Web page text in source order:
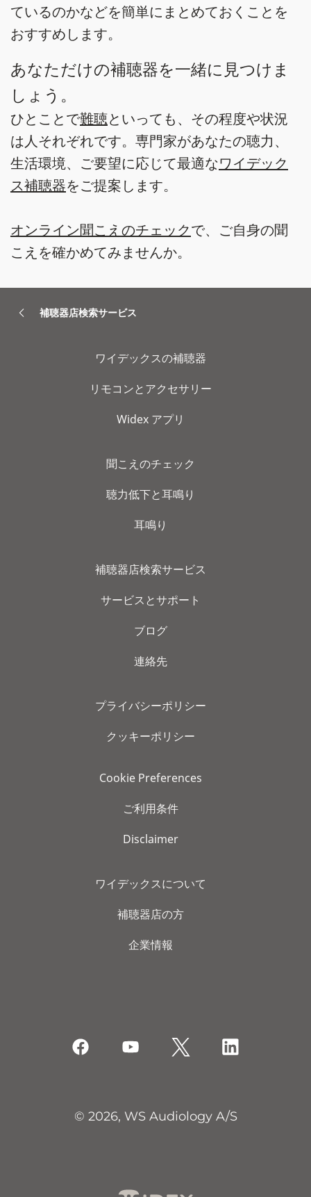
ているのかなどを簡単にまとめておくことを
おすすめします。
あなただけの補聴器を一緒に見つけま
しょう。
ひとことで難聴といっても、その程度や状況
は人それぞれです。専門家があなたの聴力、
生活環境、ご要望に応じて最適なワイデック
ス補聴器をご提案します。
オンライン聞こえのチェックで、ご自身の聞
こえを確かめてみませんか。
補聴器店検索サービス
ワイデックスの補聴器
リモコンとアクセサリー
Widex アプリ
聞こえのチェック
聴力低下と耳鳴り
耳鳴り
補聴器店検索サービス
サービスとサポート
ブログ
連絡先
プライバシーポリシー
クッキーポリシー
Cookie Preferences
ご利用条件
Disclaimer
ワイデックスについて
補聴器店の方
企業情報
© 2026, WS Audiology A/S